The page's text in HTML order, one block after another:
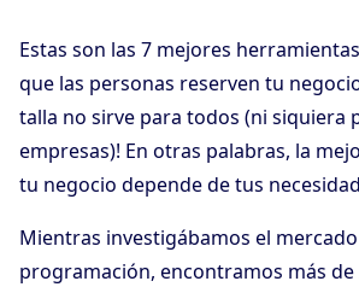
Estas son las 7 mejores
que las personas reserven tu
talla no sirve para todos (ni siquiera
empresas)! En otras palabras, la
tu negocio depende de tus
Mientras investigábamos el
programación, encontramos más de